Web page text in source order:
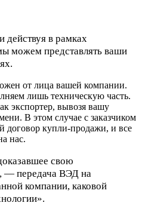
действуя в рамках
можем представлять ваши
от лица вашей компании.
лишь техническую часть.
экспортер, вывозя вашу
В этом случае с заказчиком
договор купли-продажи, и все
нас.
свою
— передача ВЭД на
компании, каковой